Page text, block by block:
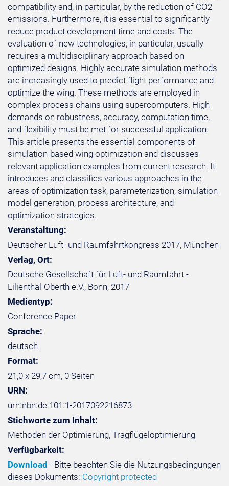
compatibility and, in particular, by the reduction of CO2
emissions. Furthermore, it is essential to significantly
reduce product development time and costs. The
evaluation of new technologies, in particular, usually
requires a multidisciplinary approach based on
optimized designs. Highly accurate simulation methods
are increasingly used to predict flight performance and
optimize the wing. These methods are employed in
complex process chains using supercomputers. High
demands on robustness, accuracy, computation time,
and flexibility must be met for successful application.
This article presents the essential components of
simulation-based wing optimization and discusses
relevant application examples from current research. It
introduces and classifies various approaches in the
areas of optimization task, parameterization, simulation
model generation, process architecture, and
optimization strategies.
Veranstaltung:
Deutscher Luft- und Raumfahrtkongress 2017, München
Verlag, Ort:
Deutsche Gesellschaft für Luft- und Raumfahrt -
Lilienthal-Oberth e.V., Bonn, 2017
Medientyp:
Conference Paper
Sprache:
deutsch
Format:
21,0 x 29,7 cm, 0 Seiten
URN:
urn:nbn:de:101:1-2017092216873
Stichworte zum Inhalt:
Methoden der Optimierung, Tragflügeloptimierung
Verfügbarkeit:
Download - Bitte beachten Sie die Nutzungsbedingungen
dieses Dokuments: Copyright protected